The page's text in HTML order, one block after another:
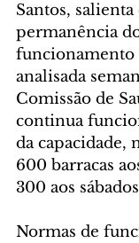
Santos, salienta
permanência
funcionamento
analisada
Comissão de
continua
da capacidade,
600 barracas
300 aos
Normas de